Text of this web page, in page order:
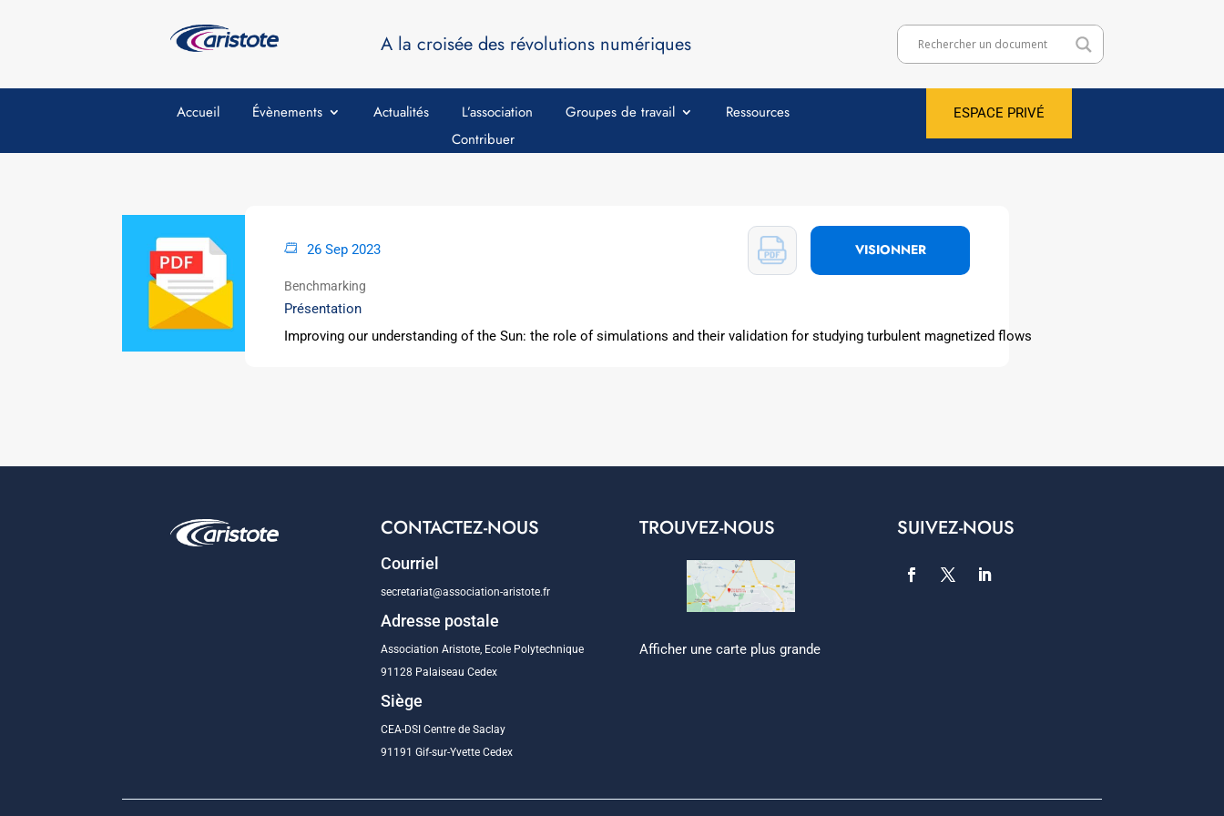
A la croisée des révolutions numériques
Accueil Évènements Actualités L’association Groupes de travail
Ressources
Contribuer
ESPACE PRIVÉ
26 Sep 2023 VISIONNER
Benchmarking
Présentation
Improving our understanding of the Sun: the role of simulations and their validation for studying turbulent magnetized flows
CONTACTEZ-NOUS
Courriel
secretariat@association-aristote.fr
Adresse postale
Association Aristote, Ecole Polytechnique
91128 Palaiseau Cedex
Siège
CEA-DSI Centre de Saclay
91191 Gif-sur-Yvette Cedex
TROUVEZ-NOUS
Afficher une carte plus grande
SUIVEZ-NOUS